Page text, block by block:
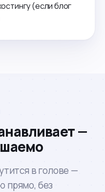
(если блог
—
в голове —
прямо, без